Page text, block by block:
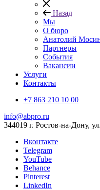
Назад
Мы
О бюро
Анатолий
Партнеры
События
Вакансии
Услуги
Контакты
+7 863 210 10 00
info@abpro.ru
344019 г. Ростов-на-Дону,
Вконтакте
Telegram
YouTube
Behance
Pinterest
LinkedIn